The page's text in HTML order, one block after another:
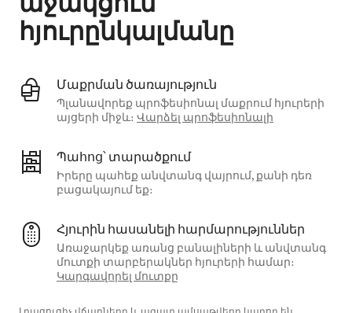
հյուրընկալմանը
Մաքրման ծառայություն
Պլանավորեք պրոֆեսիոնալ մաքրում հյուրերի
այցերի միջև։ Վարձել պրոֆեսիոնալի
Պահոց՝ տարածքում
Իրերը պահեք անվտանգ վայրում, քանի դեռ
բացակայում եք։
Հյուրին հասանելի հարմարություններ
Առաջարկեք առանց բանալիների և անվտանգ
մուտքի տարբերակներ հյուրերի համար։
Կարգավորել մուտքը